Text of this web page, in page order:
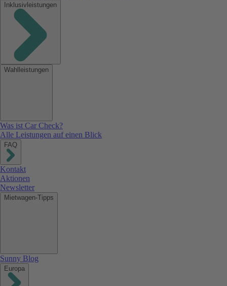
Inklusivleistungen
Wahlleistungen
Was ist Car Check?
Alle Leistungen auf einen Blick
FAQ
Kontakt
Aktionen
Newsletter
Mietwagen-Tipps
Sunny Blog
Europa